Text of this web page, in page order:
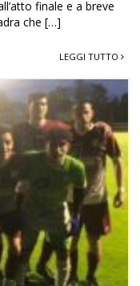
finale e a breve
che […]
LEGGI TUTTO